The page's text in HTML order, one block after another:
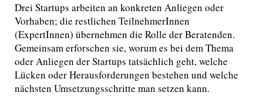
Drei Startups arbeiten an konkreten Anliegen oder
Vorhaben; die restlichen TeilnehmerInnen
(ExpertInnen) übernehmen die Rolle der Beratenden.
Gemeinsam erforschen sie, worum es bei dem Thema
oder Anliegen der Startups tatsächlich geht, welche
Lücken oder Herausforderungen bestehen und welche
nächsten Umsetzungsschritte man setzen kann.